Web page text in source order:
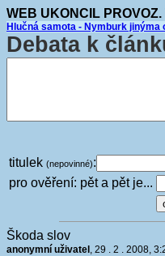
WEB UKONCIL
Hlučná samota - Nymburk jinýma
Debata k
titulek (nepovinné):
pro ověření: pět a pět je...
Škoda slov
anonymní uživatel , 29 . 2 . 2008,